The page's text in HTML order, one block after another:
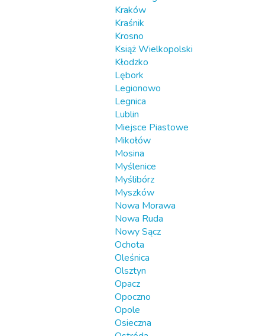
Kraków
Kraśnik
Krosno
Książ Wielkopolski
Kłodzko
Lębork
Legionowo
Legnica
Lublin
Miejsce Piastowe
Mikołów
Mosina
Myślenice
Myślibórz
Myszków
Nowa Morawa
Nowa Ruda
Nowy Sącz
Ochota
Oleśnica
Olsztyn
Opacz
Opoczno
Opole
Osieczna